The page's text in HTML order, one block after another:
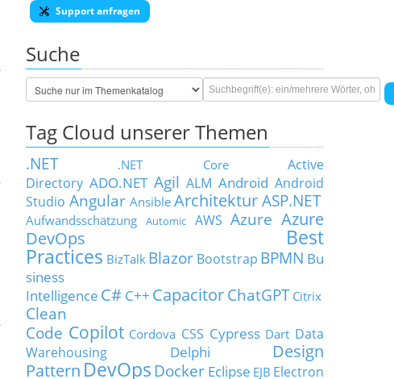
Support anfragen
Suche
Tag Cloud unserer Themen
.NET .NET Core
Active
Directory ADO.NET Agil ALM Android Android
Studio Angular Ansible Architektur ASP.NET
Aufwandsschätzung Automic AWS Azure Azure
DevOps
Best
Practices BizTalk Blazor Bootstrap BPMN Bu
siness
Intelligence C# C++ Capacitor ChatGPT Citrix
Clean
Code Copilot Cordova CSS Cypress Dart Data
Warehousing
Delphi
Design
Pattern DevOps Docker Eclipse EJB Electron